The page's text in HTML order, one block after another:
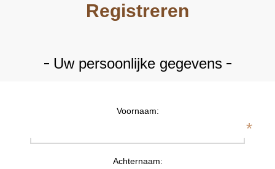
Registreren
Uw persoonlijke gegevens
Voornaam:
*
Achternaam: